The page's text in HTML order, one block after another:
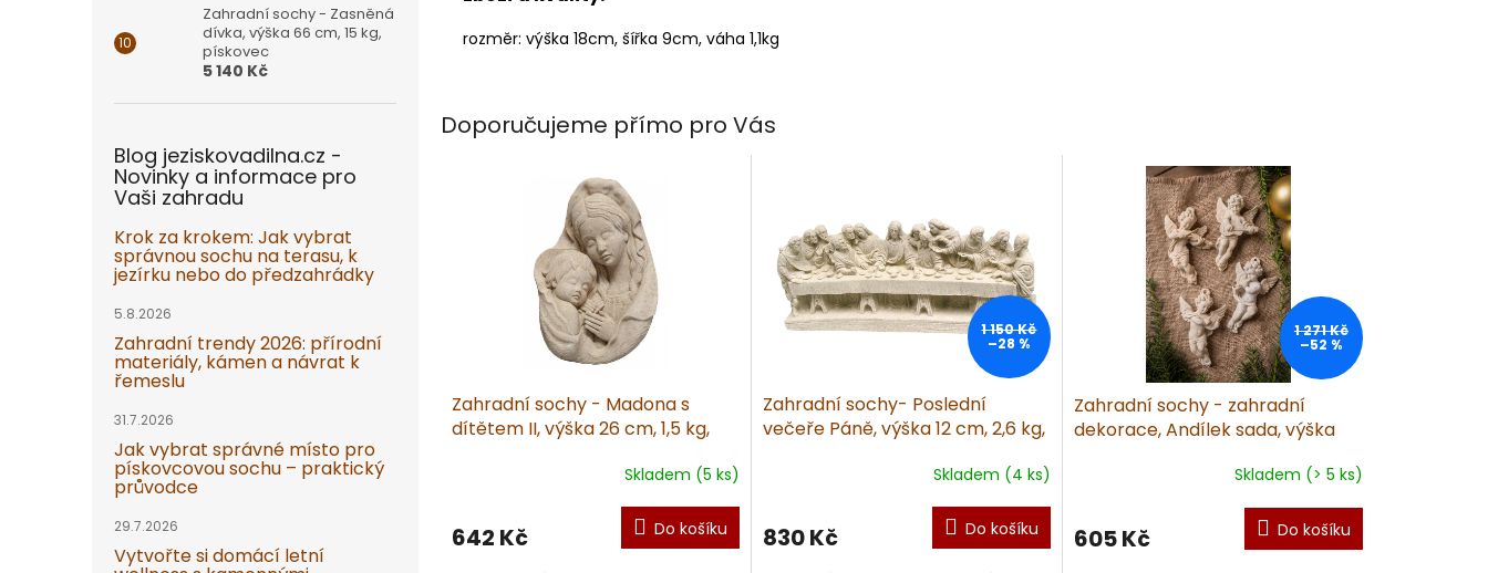
Zahradní sochy - Zasněná
dívka, výška 66 cm, 15 kg,
pískovec
5 140 Kč
Blog jeziskovadilna.cz -
Novinky a informace pro
Vaši zahradu
Krok za krokem: Jak vybrat
správnou sochu na terasu, k
jezírku nebo do předzahrádky
5.8.2026
Zahradní trendy 2026: přírodní
materiály, kámen a návrat k
řemeslu
31.7.2026
Jak vybrat správné místo pro
pískovcovou sochu – praktický
průvodce
29.7.2026
Vytvořte si domácí letní
rozměr: výška 18cm, šířka 9cm, váha 1,1kg
Doporučujeme přímo pro Vás
Zahradní sochy - Madona s
dítětem II, výška 26 cm, 1,5 kg,
Skladem (5 ks)
642 Kč Do košíku
1 150 Kč
–28 %
Zahradní sochy- Poslední
večeře Páně, výška 12 cm, 2,6 kg,
Skladem (4 ks)
830 Kč Do košíku
1 271 Kč
–52 %
Zahradní sochy - zahradní
dekorace, Andílek sada, výška
Skladem (> 5 ks)
605 Kč Do košíku